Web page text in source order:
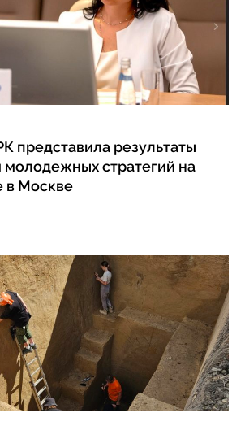
представила результаты
молодежных стратегий на
в Москве